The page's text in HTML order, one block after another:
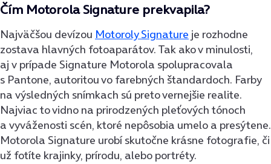
Čím Motorola Signature prekvapila?
Najväčšou devízou Motoroly Signature je rozhodne
zostava hlavných fotoaparátov. Tak ako v minulosti,
aj v prípade Signature Motorola spolupracovala
s Pantone, autoritou vo farebných štandardoch. Farby
na výsledných snímkach sú preto vernejšie realite.
Najviac to vidno na prirodzených pleťových tónoch
a vyváženosti scén, ktoré nepôsobia umelo a presýtene.
Motorola Signature urobí skutočne krásne fotografie, či
už fotíte krajinky, prírodu, alebo portréty.